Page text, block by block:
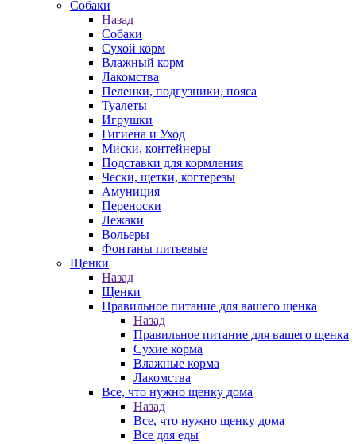
Собаки
Назад
Собаки
Сухой корм
Влажный корм
Лакомства
Пеленки, подгузники, пояса
Туалеты
Игрушки
Гигиена и Уход
Миски, контейнеры
Подставки для кормления
Чески, щетки, когтерезы
Амуниция
Переноски
Лежаки
Вольеры
Фонтаны питьевые
Щенки
Назад
Щенки
Правильное питание для вашего щенка
Назад
Правильное питание для вашего щенка
Сухие корма
Влажные корма
Лакомства
Все, что нужно щенку дома
Назад
Все, что нужно щенку дома
Все для еды